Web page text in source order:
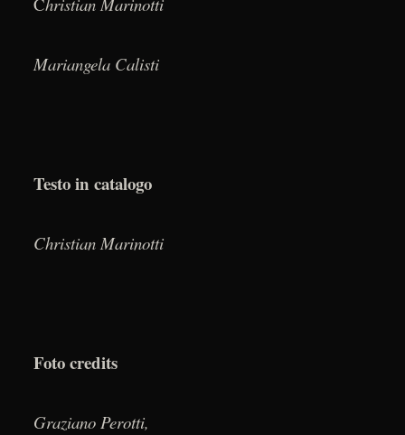
Mariangela Calisti
Testo in catalogo
Christian Marinotti
Foto credits
Graziano Perotti,